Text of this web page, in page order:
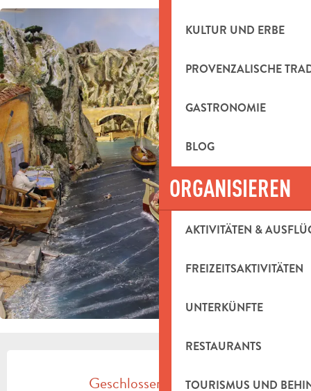
KULTUR UND ERBE
PROVENZALISCHE
GASTRONOMIE
BLOG
ORGANISIEREN
AKTIVITÄTEN &
FREIZEITSAKTIVITÄTEN
UNTERKÜNFTE
RESTAURANTS
TOURISMUS UND
Geschlossen für heute